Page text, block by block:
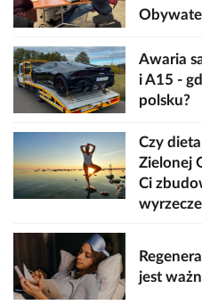
Awaria
i A15 -
polsku?
Czy
Zielonej
Ci
jest